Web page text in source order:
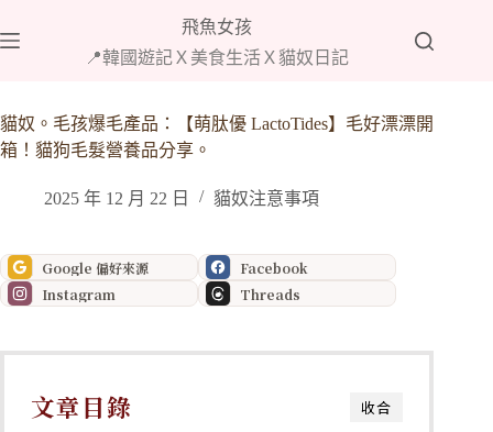
至
內
容
飛魚女孩
📍韓國遊記Ｘ美食生活Ｘ貓奴日記
貓奴。毛孩爆毛產品：【萌肽優 LactoTides】毛好漂漂開
箱！貓狗毛髮營養品分享。
2025 年 12 月 22 日 貓奴注意事項
Google 偏好來源
Facebook
Instagram
Threads
收合
文章目錄